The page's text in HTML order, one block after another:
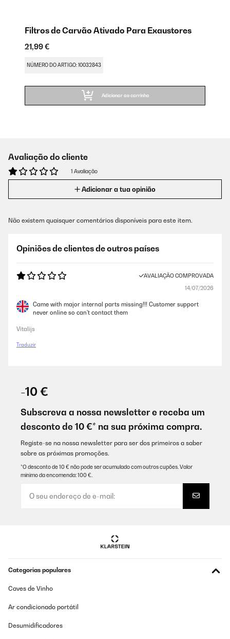
Filtros de Carvão Ativado Para Exaustores
21,99 €
NÚMERO DO ARTIGO: 10032843
Adicionar ao carrinho
Avaliação do cliente
1 Avaliação
Adicionar a tua opinião
Não existem quaisquer comentários disponíveis para este item.
Opiniões de clientes de outros países
AVALIAÇÃO COMPROVADA
14/07/2026
Came with major internal parts missing!!! Customer support
never online so can't contact them
Vitalijs
Traduzir
-10 €
Subscreva a nossa newsletter e receba um
desconto de 10 €* na sua próxima compra.
Registe-se na nossa newsletter para ser dos primeiros a saber
sobre as próximas promoções.
*O desconto de 10 € não pode ser acumulado com outros cupões. Valor
mínimo da encomenda: 100 €.
Categorias populares
Caves de Vinho
Ar condicionado portátil
Desumidificadores